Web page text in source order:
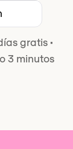
gratis ·
3 minutos